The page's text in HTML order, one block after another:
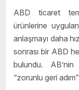
ABD ticaret
ürünlerine
anlaşmayı daha
sonrası bir ABD
bulundu.
“zorunlu geri